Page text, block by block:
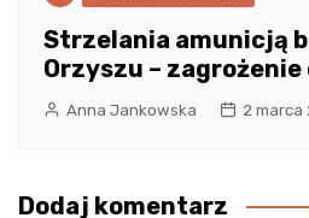
Strzelania amunicją
Orzyszu –
Anna Jankowska 2 marca
Dodaj komentarz